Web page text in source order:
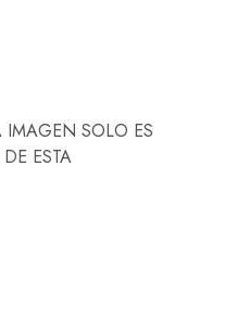
SOLO ES
ESTA